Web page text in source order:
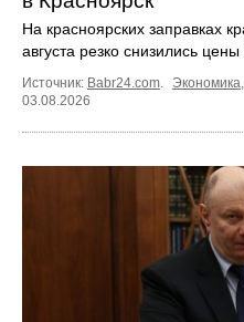
На красноярских заправках
августа резко снизились цены
Источник: Babr24.com Экономика
03.08.2026